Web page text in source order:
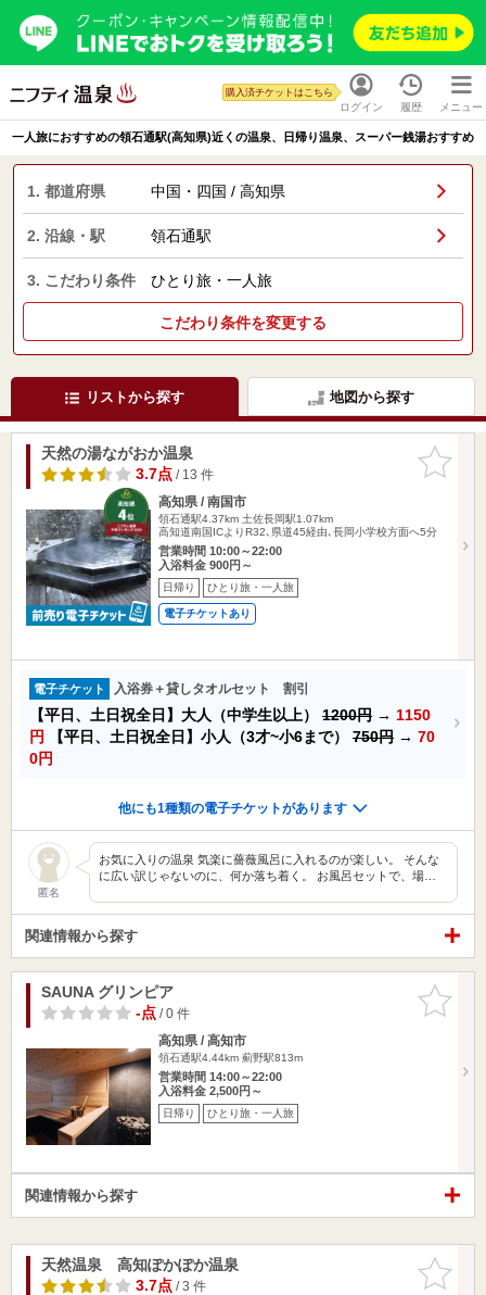
ログイン
購入済チケットはこちら
履歴 メニュー
一人旅におすすめの領石通駅(高知県)近くの温泉、日帰り温泉、スーパー銭湯おすすめ
1. 都道府県 中国・四国 / 高知県
2. 沿線・駅 領石通駅
3. こだわり条件 ひとり旅・一人旅
こだわり条件を変更する
リストから探す 地図から探す
お気に入
りに追加
天然の湯ながおか温泉
3.7点/ 13 件
高知県 / 南国市
領石通駅4.37km 土佐長岡駅1.07km
高知道南国ICよりR32､県道45経由､長岡小学校方面へ5分
営業時間 10:00～22:00
入浴料金 900円～
日帰り ひとり旅・一人旅
電子チケットあり
電子チケット 入浴券＋貸しタオルセット 割引
【平日、土日祝全日】大人（中学生以上） 1200円 → 1150
円
【平日、土日祝全日】小人（3才~小6まで） 750円 → 70
0円
他にも1種類の電子チケットがあります
匿名
お気に入りの温泉 気楽に薔薇風呂に入れるのが楽しい。 そんな
に広い訳じゃないのに、何か落ち着く。 お風呂セットで、場…
関連情報から探す
お気に入
りに追加
SAUNA グリンピア
-点/ 0 件
高知県 / 高知市
領石通駅4.44km 薊野駅813m
営業時間 14:00～22:00
入浴料金 2,500円～
日帰り ひとり旅・一人旅
関連情報から探す
お気に入
りに追加
天然温泉 高知ぽかぽか温泉
3.7点/ 3 件